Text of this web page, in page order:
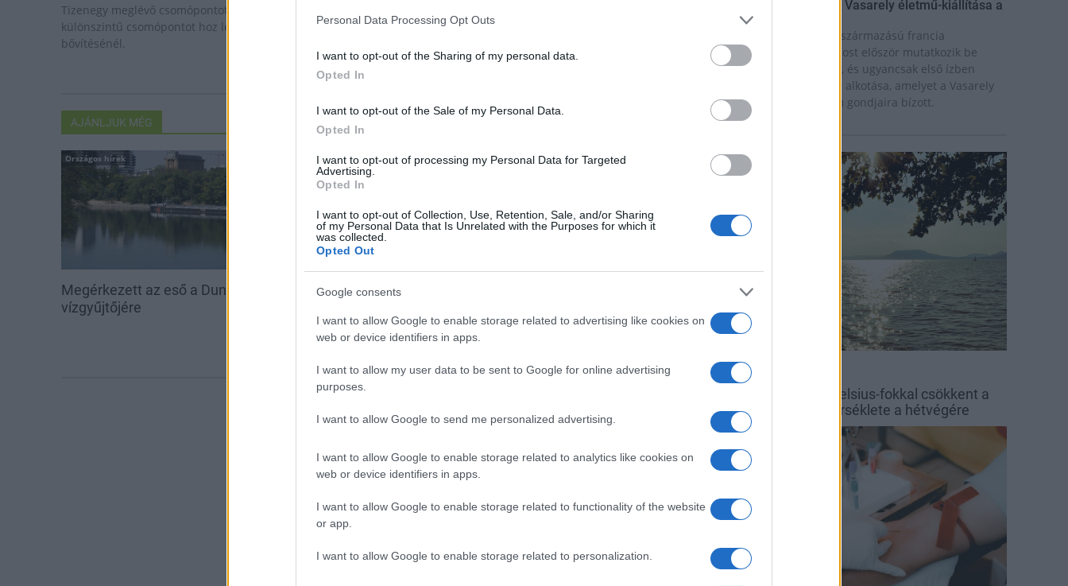
Personal Data Processing Opt Outs
I want to opt-out of the Sharing of my personal data.
Opted In
I want to opt-out of the Sale of my Personal Data.
Opted In
I want to opt-out of processing my Personal Data for Targeted
Advertising.
Opted In
I want to opt-out of Collection, Use, Retention, Sale, and/or Sharing
of my Personal Data that Is Unrelated with the Purposes for which it
was collected.
Opted Out
Google consents
I want to allow Google to enable storage related to advertising like cookies on
web or device identifiers in apps.
I want to allow my user data to be sent to Google for online advertising
purposes.
I want to allow Google to send me personalized advertising.
I want to allow Google to enable storage related to analytics like cookies on
web or device identifiers in apps.
I want to allow Google to enable storage related to functionality of the website
or app.
I want to allow Google to enable storage related to personalization.
Tizenegy meglévő csomópontot korszerűsít és négy új,
különszintű csomópontot hoz létre az MKIF az M1-es
bővítésénél.
árnyékában?
AJÁNLJUK MÉG
Országos hírek
Megérkezett az eső a Duna
vízgyűjtőjére
Amire többmillióan vártunk:
csökken a riasztás
Országos hírek
Ferenc Egyetem
zínekben élt élet - Claire Vasarely életmű-kiállítása a
Múzeum Galériában
Claire Vasarely, a magyar származású francia
alkotóművész életműve most először mutatkozik be
önállóan Magyarországon, és ugyancsak első ízben
látható együtt valamennyi alkotása, amelyet a Vasarely
házaspár a pécsi múzeum gondjaira bízott.
Országos hírek
időjárás Balaton
Egy hét alatt közel 6 Celsius-fokkal csökkent a
Balaton vizének hőmérséklete a hétvégére
Országos hírek